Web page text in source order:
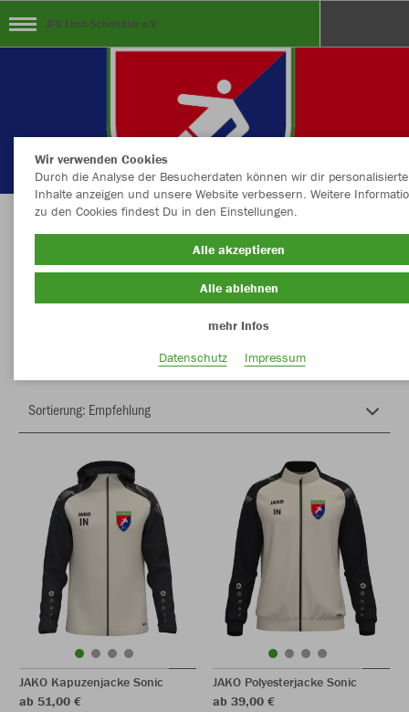
JFG Lech-Schmutter e.V.
Herzlich Willkommen im Teamshop JFG Lech-
Schmutter e.V.
JAKO Kapuzenjacke Sonic
ab 51,00 €
JAKO Polyesterjacke Sonic
ab 39,00 €
Wir verwenden Cookies
Durch die Analyse der Besucherdaten können wir dir personalisierte
Inhalte anzeigen und unsere Website verbessern. Weitere
zu den Cookies findest Du in den Einstellungen.
Alle akzeptieren
Alle ablehnen
mehr Infos
Datenschutz
Impressum